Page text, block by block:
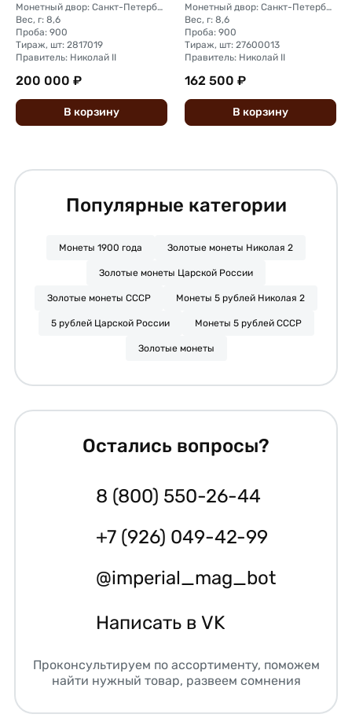
Монетный двор: Санкт-Петербургский монетный двор
Вес, г: 8,6
Проба: 900
Тираж, шт: 2817019
Правитель: Николай II
200 000 ₽
В корзину
Монетный двор: Санкт-Петербургский монетный двор
Вес, г: 8,6
Проба: 900
Тираж, шт: 27600013
Правитель: Николай II
162 500 ₽
В корзину
Популярные категории
Монеты 1900 года Золотые монеты Николая 2
Золотые монеты Царской России
Золотые монеты СССР Монеты 5 рублей Николая 2
5 рублей Царской России Монеты 5 рублей СССР
Золотые монеты
Остались вопросы?
8 (800) 550-26-44
+7 (926) 049-42-99
@imperial_mag_bot
Написать в VK
Проконсультируем по ассортименту, поможем
найти нужный товар, развеем сомнения